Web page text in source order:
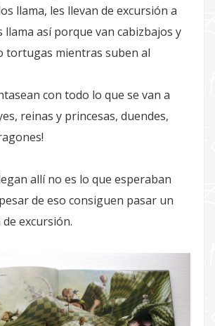
llama, les llevan de excursión a
llama así porque van cabizbajos y
tortugas mientras suben al
con todo lo que se van a
reinas y princesas, duendes,
allí no es lo que esperaban
de eso consiguen pasar un
excursión.